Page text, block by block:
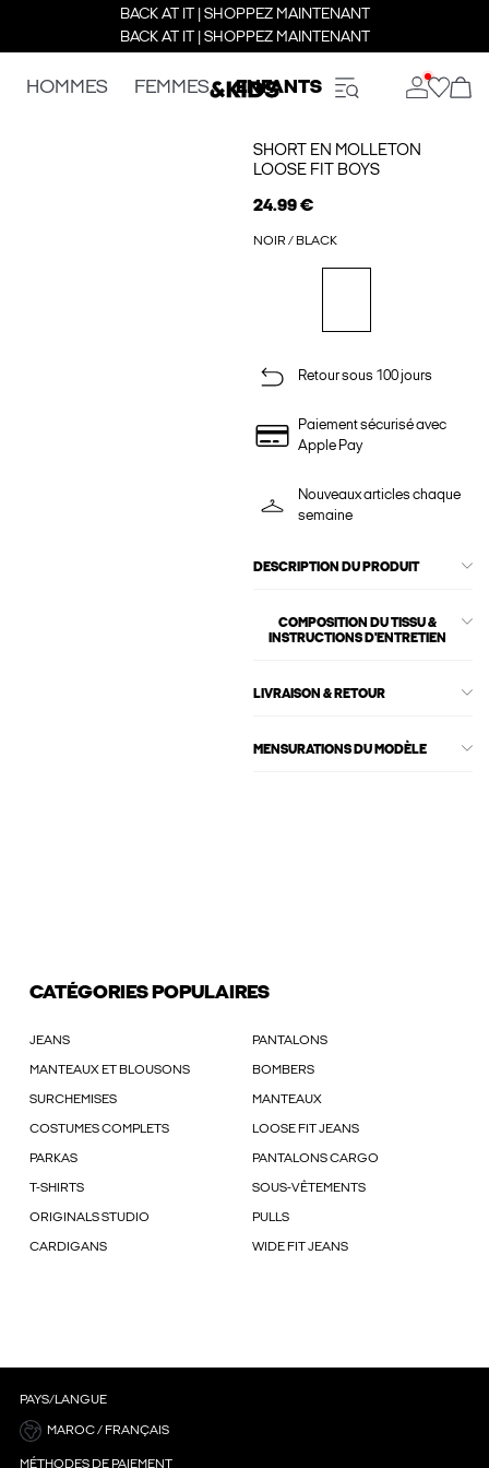
BACK AT IT | SHOPPEZ MAINTENANT
BACK AT IT | SHOPPEZ MAINTENANT
HOMMES FEMMES ENFANTS
SHORT EN MOLLETON
LOOSE FIT BOYS
24.99 €
NOIR / BLACK
Retour sous 100 jours
Paiement sécurisé avec
Apple Pay
Nouveaux articles chaque
semaine
DESCRIPTION DU PRODUIT
COMPOSITION DU TISSU &
INSTRUCTIONS D'ENTRETIEN
LIVRAISON & RETOUR
MENSURATIONS DU MODÈLE
CATÉGORIES POPULAIRES
JEANS PANTALONS
MANTEAUX ET BLOUSONS BOMBERS
SURCHEMISES MANTEAUX
COSTUMES COMPLETS LOOSE FIT JEANS
PARKAS PANTALONS CARGO
T-SHIRTS SOUS-VÊTEMENTS
ORIGINALS STUDIO PULLS
CARDIGANS WIDE FIT JEANS
PAYS/LANGUE
MAROC / FRANÇAIS
MÉTHODES DE PAIEMENT